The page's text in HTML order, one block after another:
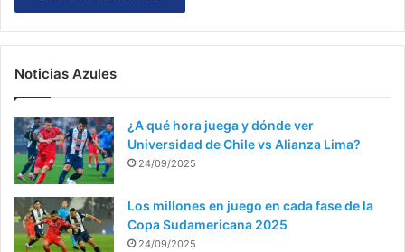
Noticias Azules
¿A qué hora juega y dónde ver
Universidad de Chile vs Alianza Lima?
24/09/2025
Los millones en juego en cada fase de la
Copa Sudamericana 2025
24/09/2025